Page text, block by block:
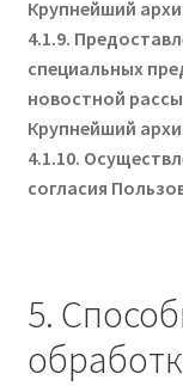
Крупнейший
4.1.9.
специальных
новостной
Крупнейший
4.1.10.
согласия
5.